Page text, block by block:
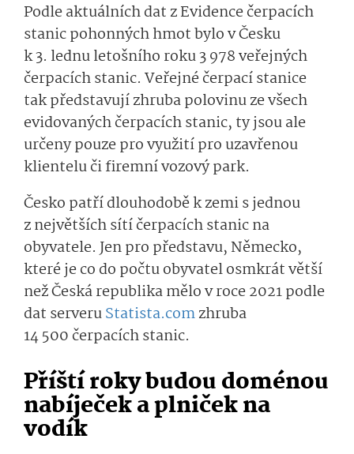
Podle aktuálních dat z Evidence čerpacích
stanic pohonných hmot bylo v Česku
k 3. lednu letošního roku 3 978 veřejných
čerpacích stanic. Veřejné čerpací stanice
tak představují zhruba polovinu ze všech
evidovaných čerpacích stanic, ty jsou ale
určeny pouze pro využití pro uzavřenou
klientelu či firemní vozový park.
Česko patří dlouhodobě k zemi s jednou
z největších sítí čerpacích stanic na
obyvatele. Jen pro představu, Německo,
které je co do počtu obyvatel osmkrát větší
než Česká republika mělo v roce 2021 podle
dat serveruStatista.comzhruba
14 500 čerpacích stanic.
Příští roky budou doménou
nabíječek a plniček na
vodík